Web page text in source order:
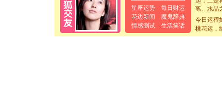
星座运势
每日财运
花边新闻
魔鬼辞典
情感测试
生活笑话
离。水晶
[元旦]当
泣，这痛
卖了。水
[春节]风
今日运程
桃花运，